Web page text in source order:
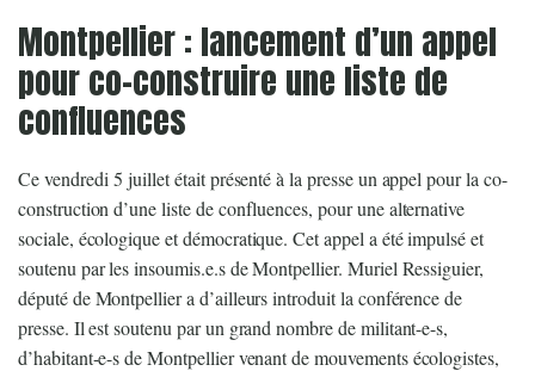
Montpellier : lancement d’un appel
pour co-construire une liste de
confluences
Ce vendredi 5 juillet était présenté à la presse un appel pour la co-
construction d’une liste de confluences, pour une alternative
sociale, écologique et démocratique. Cet appel a été impulsé et
soutenu par les insoumis.e.s de Montpellier. Muriel Ressiguier,
député de Montpellier a d’ailleurs introduit la conférence de
presse. Il est soutenu par un grand nombre de militant-e-s,
d’habitant-e-s de Montpellier venant de mouvements écologistes,